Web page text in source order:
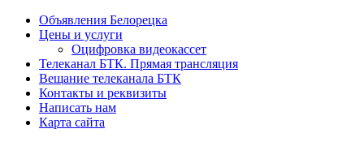
Объявления Белорецка
Цены и услуги
Оцифровка видеокассет
Телеканал БТК. Прямая трансляция
Вещание телеканала БТК
Контакты и реквизиты
Написать нам
Карта сайта